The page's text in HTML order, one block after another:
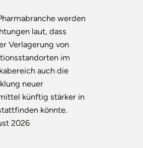
werden
laut, dass
Verlagerung von
im
auch die
neuer
künftig stärker in
könnte.
2026